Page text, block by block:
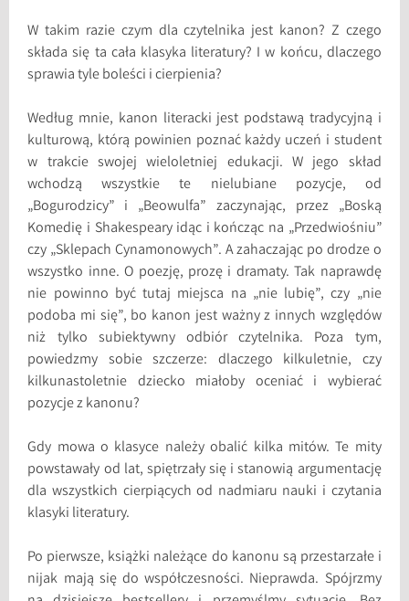
W takim razie czym dla czytelnika jest kanon? Z czego
składa się ta cała klasyka literatury? I w końcu, dlaczego
sprawia tyle boleści i cierpienia?
Według mnie, kanon literacki jest podstawą tradycyjną i
kulturową, którą powinien poznać każdy uczeń i student
w trakcie swojej wieloletniej edukacji. W jego skład
wchodzą wszystkie te nielubiane pozycje, od
„Bogurodzicy” i „Beowulfa” zaczynając, przez „Boską
Komedię i Shakespeary idąc i kończąc na „Przedwiośniu”
czy „Sklepach Cynamonowych”. A zahaczając po drodze o
wszystko inne. O poezję, prozę i dramaty. Tak naprawdę
nie powinno być tutaj miejsca na „nie lubię”, czy „nie
podoba mi się”, bo kanon jest ważny z innych względów
niż tylko subiektywny odbiór czytelnika. Poza tym,
powiedzmy sobie szczerze: dlaczego kilkuletnie, czy
kilkunastoletnie dziecko miałoby oceniać i wybierać
pozycje z kanonu?
Gdy mowa o klasyce należy obalić kilka mitów. Te mity
powstawały od lat, spiętrzały się i stanowią argumentację
dla wszystkich cierpiących od nadmiaru nauki i czytania
klasyki literatury.
Po pierwsze, książki należące do kanonu są przestarzałe i
nijak mają się do współczesności. Nieprawda. Spójrzmy